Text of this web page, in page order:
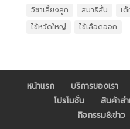
วิชาเลี้ยงลูก
สมาธิสั้น เ
ไข้หวัดใหญ่
ไข้เลือดออก
หน้าแรก บริการของเรา
โปรโมชั่น
สินค้าส
กิจกรรม&ข่าว